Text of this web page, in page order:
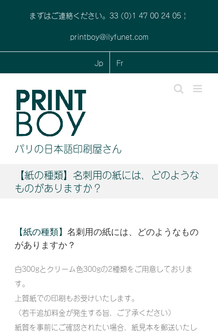
まずはご連絡ください。33 (0)1 47 00 24 05 |
printboy@ilyfunet.com
Jp Fr
パリの日本語印刷屋さん
【紙の種類】 名刺用の紙には、どのような
ものがありますか？
【紙の種類】 名刺用の紙には、どのようなもの
がありますか？
白300gとクリーム色300gの2種類をご用意しておりま
す。
上質紙での印刷もお受けいたします。
（若干追加料金が発生する旨、ご了承ください）
紙質を事前にご確認されたい場合、紙見本を郵送いたし